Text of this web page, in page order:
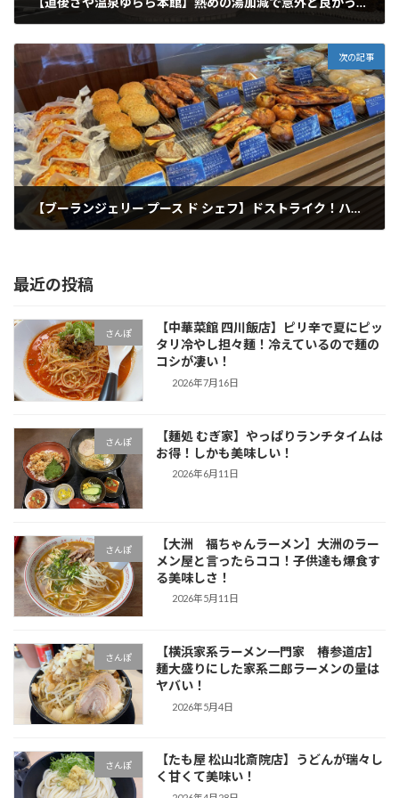
次の記事
【ブーランジェリー プース ド シェフ】ドストライク！ハード系のパン好きの私は大好き！
最近の投稿
さんぽ
【中華菜館 四川飯店】ピリ辛で夏にピッ
タリ冷やし担々麺！冷えているので麺の
コシが凄い！
2026年7月16日
さんぽ
【麺処 むぎ家】やっぱりランチタイムは
お得！しかも美味しい！
2026年6月11日
さんぽ
【大洲 福ちゃんラーメン】大洲のラー
メン屋と言ったらココ！子供達も爆食す
る美味しさ！
2026年5月11日
さんぽ
【横浜家系ラーメン一門家 椿参道店】
麺大盛りにした家系二郎ラーメンの量は
ヤバい！
2026年5月4日
さんぽ
【たも屋 松山北斎院店】うどんが瑞々し
く甘くて美味い！